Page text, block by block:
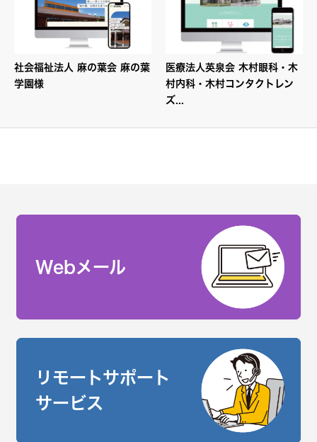
社会福祉法人 麻の葉会 麻の葉
学園様
医療法人英泉会 木村眼科・木
村内科・木村コンタクトレン
ズ...
Webメール
リモートサポート
サービス